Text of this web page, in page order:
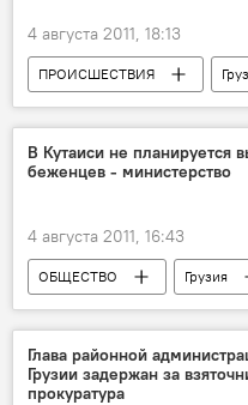
4 августа 2011, 18:13
ПРОИСШЕСТВИЯ
НОВОСТИ
В Кутаиси не планируется
беженцев - министерство
4 августа 2011, 16:43
ОБЩЕСТВО Грузия
Глава районной
Грузии задержан за
прокуратура